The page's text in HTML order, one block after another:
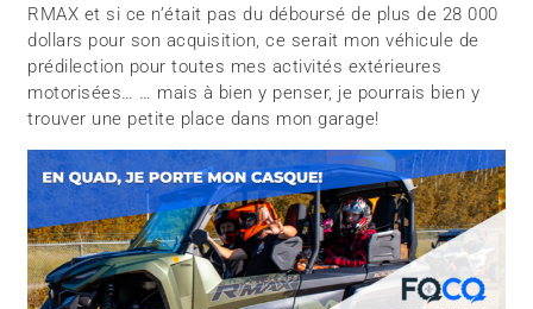
RMAX et si ce n’était pas du déboursé de plus de 28 000
dollars pour son acquisition, ce serait mon véhicule de
prédilection pour toutes mes activités extérieures
motorisées… … mais à bien y penser, je pourrais bien y
trouver une petite place dans mon garage!